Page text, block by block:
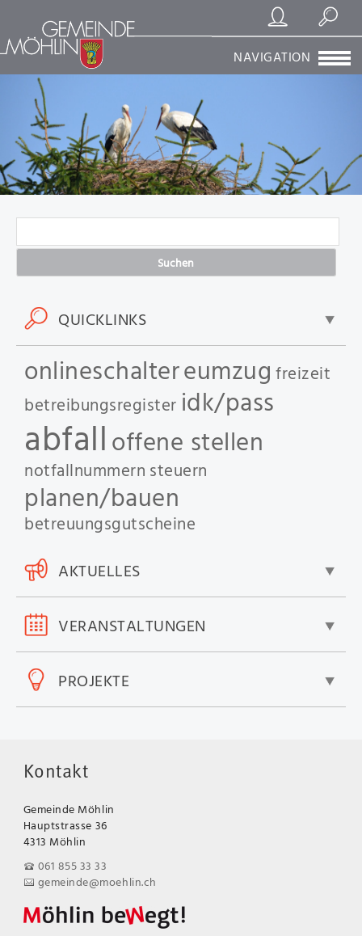
Registrierung/Login
Suchen
NAVIGATION
Suchen
QUICKLINKS
onlineschaltereumzug freizeit
betreibungsregister idk/pass
abfalloffene stellen
notfallnummern steuern
planen/bauen
betreuungsgutscheine
AKTUELLES
VERANSTALTUNGEN
PROJEKTE
Kontakt
Gemeinde Möhlin
Hauptstrasse 36
4313 Möhlin
061 855 33 33
gemeinde@moehlin.ch